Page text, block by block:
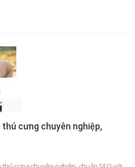
cưng chuyên nghiệp,